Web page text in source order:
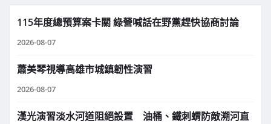
115年度總預算案卡關 綠營喊話在野黨趕快協商討論
2026-08-07
蕭美琴視導高雄市城鎮韌性演習
2026-08-07
漢光演習淡水河道阻絕設置 油桶、鐵刺蝟防敵溯河直